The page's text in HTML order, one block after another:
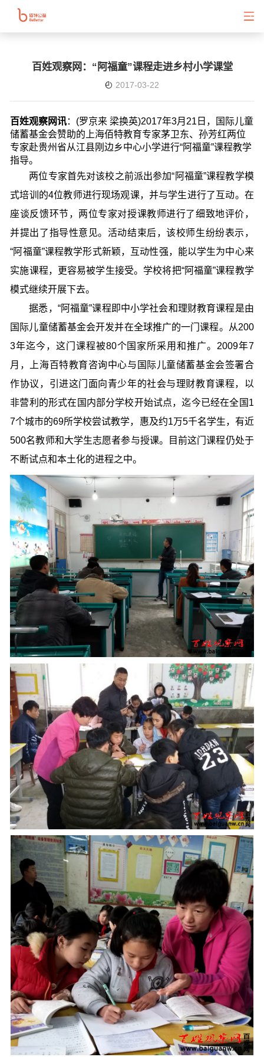
百姓观察网：“阿福童”课程走进乡村小学课堂
2017-03-22
百姓观察网讯：(罗京来 梁换英)2017年3月21日，国际儿童
储蓄基金会赞助的上海佰特教育专家茅卫东、孙芳红两位
专家赴贵州省从江县刚边乡中心小学进行“阿福童”课程教学
指导。
两位专家首先对该校之前派出参加“阿福童”课程教学模
式培训的4位教师进行现场观课，并与学生进行了互动。在
座谈反馈环节，两位专家对授课教师进行了细致地评价，
并提出了指导性意见。活动结束后，该校师生纷纷表示，
“阿福童”课程教学形式新颖，互动性强，能以学生为中心来
实施课程，更容易被学生接受。学校将把“阿福童”课程教学
模式继续开展下去。
据悉，“阿福童”课程即中小学社会和理财教育课程是由
国际儿童储蓄基金会开发并在全球推广的一门课程。从200
3年迄今，这门课程被80个国家所采用和推广。2009年7
月，上海百特教育咨询中心与国际儿童储蓄基金会签署合
作协议，引进这门面向青少年的社会与理财教育课程，以
非营利的形式在国内部分学校开始试点，迄今已经在全国1
7个城市的69所学校尝试教学，惠及约1万5千名学生，有近
500名教师和大学生志愿者参与授课。目前这门课程仍处于
不断试点和本土化的进程之中。